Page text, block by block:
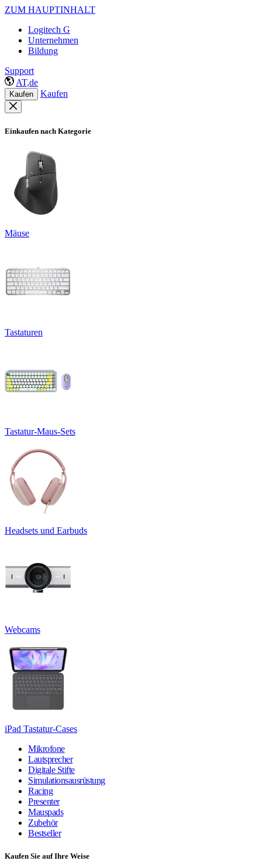
ZUM HAUPTINHALT
Logitech G
Unternehmen
Bildung
Support
AT,de
Kaufen Kaufen
Einkaufen nach Kategorie
Mäuse
Tastaturen
Tastatur-Maus-Sets
Headsets und Earbuds
Webcams
iPad Tastatur-Cases
Mikrofone
Lautsprecher
Digitale Stifte
Simulationsausrüstung
Racing
Presenter
Mauspads
Zubehör
Bestseller
Kaufen Sie auf Ihre Weise